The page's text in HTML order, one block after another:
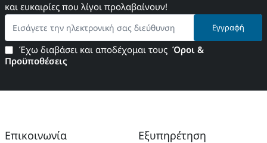
και ευκαιρίες που λίγοι προλαβαίνουν!
Εισάγετε
την
ηλεκτρονική
σας
διεύθυνση
Εγγραφή
Έχω διαβάσει και αποδέχομαι τους Όροι &
Προϋποθέσεις
Επικοινωνία Εξυπηρέτηση